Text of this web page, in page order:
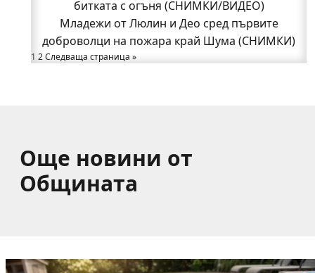
от община Годеч
Какво накара Яна и Станимир да изберат Годеч
пред живота в чужбина? (ВИДЕО)
Родов оброк събра поколения под старата круша
битката с огъня (СНИМКИ/ВИДЕО)
Младежи от Люлин и Део сред първите
доброволци на пожара край Шума (СНИМКИ)
1 2Следваща страница »
Още новини от
Общината